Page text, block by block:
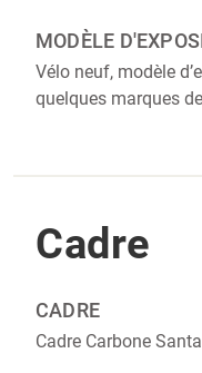
MODÈLE
Vélo neuf, modèle
quelques marques
Cadre
CADRE‎‎
Cadre Carbone